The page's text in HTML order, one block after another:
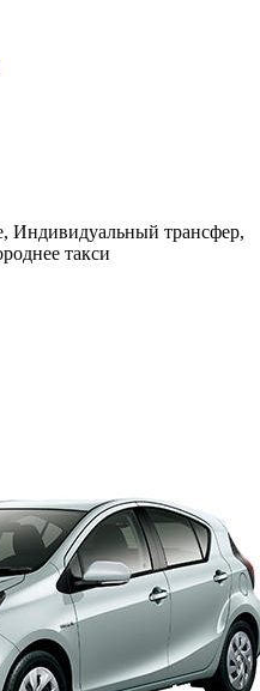
Индивидуальный трансфер,
такси